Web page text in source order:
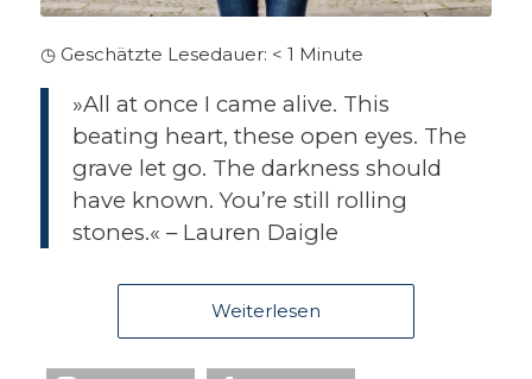
◷ Geschätzte Lesedauer: < 1 Minute
»All at once I came alive. This
beating heart, these open eyes. The
grave let go. The darkness should
have known. You’re still rolling
stones.« – Lauren Daigle
Weiterlesen